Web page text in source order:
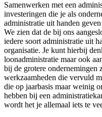
Samenwerken met een
investeringen die je als
administratie uit handen
We zien dat de bij ons
iedere soort administratie uit
organisatie. Je kunt hierbij
loonadministratie maar ook
bij de grotere ondernemingen
werkzaamheden die vervuld
die op jaarbasis maar weinig
hebben bij een
wordt het je allemaal iets te